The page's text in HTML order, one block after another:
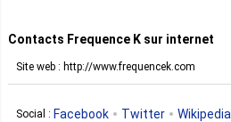
Contacts Frequence K sur internet
Site web : http://www.frequencek.com
Social : Facebook Twitter Wikipedia